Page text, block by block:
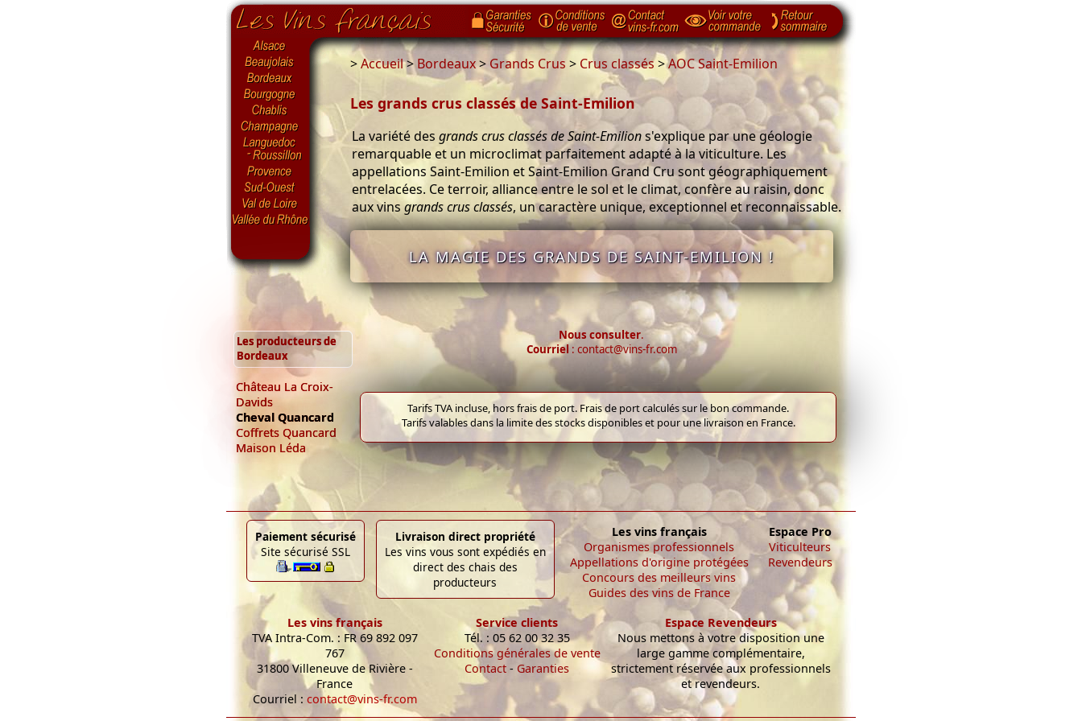
>Accueil>Bordeaux> Grands Crus > Crus classés>AOC Saint-Emilion
Les grands crus classés de Saint-Emilion
La variété des grands crus classés de Saint-Emilions'explique par une géologie
remarquable et un microclimat parfaitement adapté à la viticulture. Les
appellations Saint-Emilion et Saint-Emilion Grand Cru sont géographiquement
entrelacées. Ce terroir, alliance entre le sol et le climat, confère au raisin, donc
aux vins grands crus classés, un caractère unique, exceptionnel et reconnaissable.
LA MAGIE DES GRANDS DE SAINT-EMILION !
Les producteurs de
Bordeaux
Château La Croix-
Davids
Cheval Quancard
Coffrets Quancard
Maison Léda
Nous consulter.
Courriel: contact@vins-fr.com
Tarifs TVA incluse, hors frais de port. Frais de port calculés sur le bon commande.
Tarifs valables dans la limite des stocks disponibles et pour une livraison en France.
Paiement sécurisé
Site sécurisé SSL
Livraison direct propriété
Les vins vous sont expédiés en
direct des chais des
producteurs
Les vins français
Organismes professionnels
Appellations d'origine protégées
Concours des meilleurs vins
Guides des vins de France
Espace Pro
Viticulteurs
Revendeurs
Les vins français
TVA Intra-Com. : FR 69 892 097
767
31800 Villeneuve de Rivière -
France
Courriel : contact@vins-fr.com
Service clients
Tél. : 05 62 00 32 35
Conditions générales de vente
Contact - Garanties
Espace Revendeurs
Nous mettons à votre disposition une
large gamme complémentaire,
strictement réservée aux professionnels
et revendeurs.